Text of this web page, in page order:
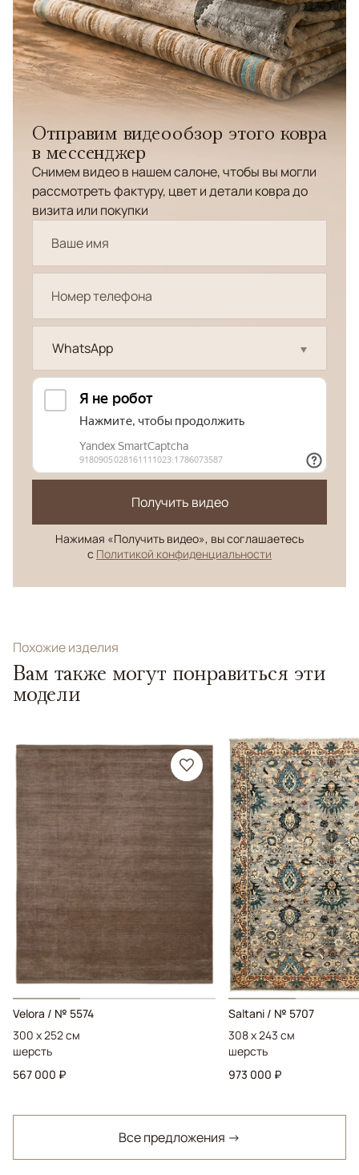
Отправим видеообзор этого ковра
в мессенджер
Снимем видео в нашем салоне, чтобы вы могли
рассмотреть фактуру, цвет и детали ковра до
визита или покупки
WhatsApp
Получить видео
Нажимая «Получить видео», вы соглашаетесь
с Политикой конфиденциальности
Похожие изделия
Вам также могут понравиться эти
модели
Velora / № 5574
300 x 252 см
шерсть
567 000 ₽
Saltani / № 5707
308 x 243 см
шерсть
973 000 ₽
Все предложения →